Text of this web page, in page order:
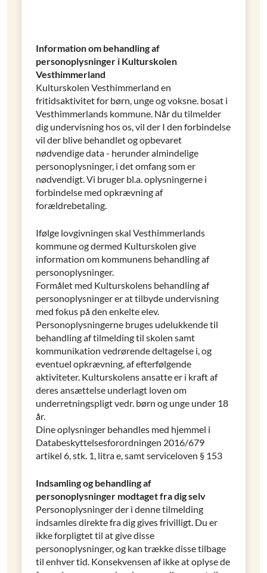
Information om behandling af
personoplysninger i Kulturskolen
Vesthimmerland
Kulturskolen Vesthimmerland en
fritidsaktivitet for børn, unge og voksne. bosat i
Vesthimmerlands kommune. Når du tilmelder
dig undervisning hos os, vil der I den forbindelse
vil der blive behandlet og opbevaret
nødvendige data - herunder almindelige
personoplysninger, i det omfang som er
nødvendigt. Vi bruger bl.a. oplysningerne i
forbindelse med opkrævning af
forældrebetaling.
Ifølge lovgivningen skal Vesthimmerlands
kommune og dermed Kulturskolen give
information om kommunens behandling af
personoplysninger.
Formålet med Kulturskolens behandling af
personoplysninger er at tilbyde undervisning
med fokus på den enkelte elev.
Personoplysningerne bruges udelukkende til
behandling af tilmelding til skolen samt
kommunikation vedrørende deltagelse i, og
eventuel opkrævning, af efterfølgende
aktiviteter. Kulturskolens ansatte er i kraft af
deres ansættelse underlagt loven om
underretningspligt vedr. børn og unge under 18
år.
Dine oplysninger behandles med hjemmel i
Databeskyttelsesforordningen 2016/679
artikel 6, stk. 1, litra e, samt serviceloven § 153
Indsamling og behandling af
personoplysninger modtaget fra dig selv
Personoplysninger der i denne tilmelding
indsamles direkte fra dig gives frivilligt. Du er
ikke forpligtet til at give disse
personoplysninger, og kan trække disse tilbage
til enhver tid. Konsekvensen af ikke at oplyse de